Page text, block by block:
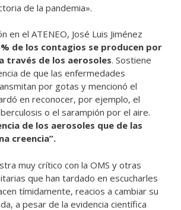
de la pandemia».
en el ATENEO, José Luis Jiménez
de los contagios se producen por
través de los aerosoles. Sostiene
de que las enfermedades
por gotas y mencionó el
en reconocer, por ejemplo, el
o el sarampión por el aire.
de los aerosoles que de las
creencia”.
muy crítico con la OMS y otras
que han tardado en escucharles
tímidamente, reacios a cambiar su
a pesar de la evidencia científica